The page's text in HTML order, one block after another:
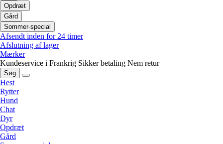
Opdræt
Gård
Sommer-special
Afsendt inden for 24 timer
Afslutning af lager
Mærker
Kundeservice i Frankrig Sikker betaling Nem retur
Søg
Hest
Rytter
Hund
Chat
Dyr
Opdræt
Gård